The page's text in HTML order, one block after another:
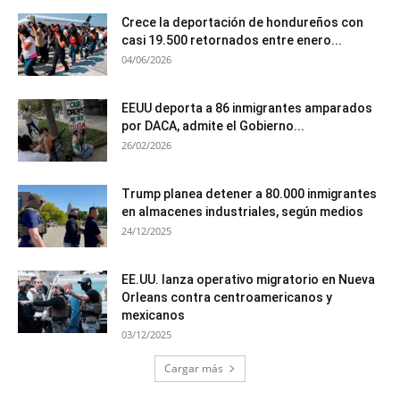
Crece la deportación de hondureños con
casi 19.500 retornados entre enero...
04/06/2026
EEUU deporta a 86 inmigrantes amparados
por DACA, admite el Gobierno...
26/02/2026
Trump planea detener a 80.000 inmigrantes
en almacenes industriales, según medios
24/12/2025
EE.UU. lanza operativo migratorio en Nueva
Orleans contra centroamericanos y
mexicanos
03/12/2025
Cargar más